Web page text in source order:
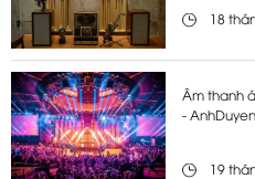
18
Âm thanh
-
19